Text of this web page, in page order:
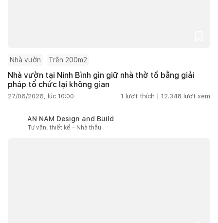
Nhà vườn Trên 200m2
Nhà vườn tại Ninh Bình gìn giữ nhà thờ tổ bằng giải
pháp tổ chức lại không gian
27/06/2026, lúc 10:00 1 lượt thích | 12.348 lượt xem
AN NAM Design and Build
Tư vấn, thiết kế - Nhà thầu